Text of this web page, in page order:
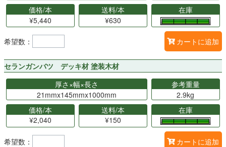
価格/本
¥5,440
送料/本
¥630
在庫
希望数： カートに追加
セランガンバツ デッキ材 塗装木材
厚さ×幅×長さ
21mmx145mmx1000mm
参考重量
2.9kg
価格/本
¥2,040
送料/本
¥150
在庫
希望数： カートに追加